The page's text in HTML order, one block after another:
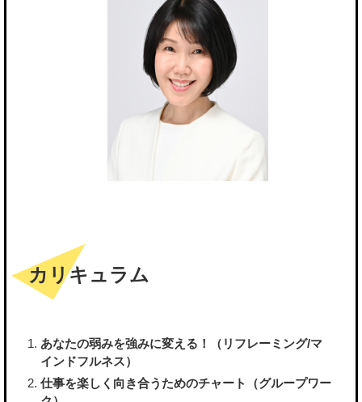
カリキュラム
あなたの弱みを強みに変える！（リフレーミング/マ
インドフルネス）
仕事を楽しく向き合うためのチャート（グループワー